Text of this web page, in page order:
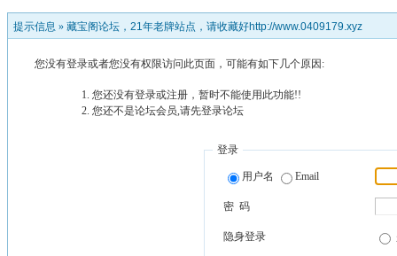
提示信息 » 藏宝阁论坛，21年老牌站点，请收藏好http://www.0409179.xyz
您没有登录或者您没有权限访问此页面，可能有如下几个原因:
您还没有登录或注册，暂时不能使用此功能!!
您还不是论坛会员,请先登录论坛
登录
用户名 Email
密 码
隐身登录